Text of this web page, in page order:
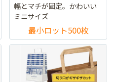
幅とマチが固定。かわいい
ミニサイズ
最小ロット500枚